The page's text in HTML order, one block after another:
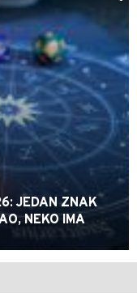
JEDAN ZNAK
NEKO IMA